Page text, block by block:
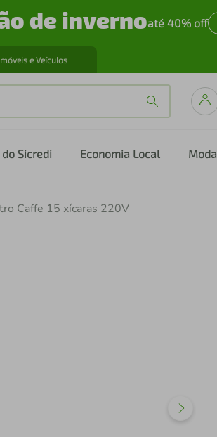
de invernoaté 40% off
e Veículos
Sicredi Economia Local Moda
Caffe 15 xícaras 220V